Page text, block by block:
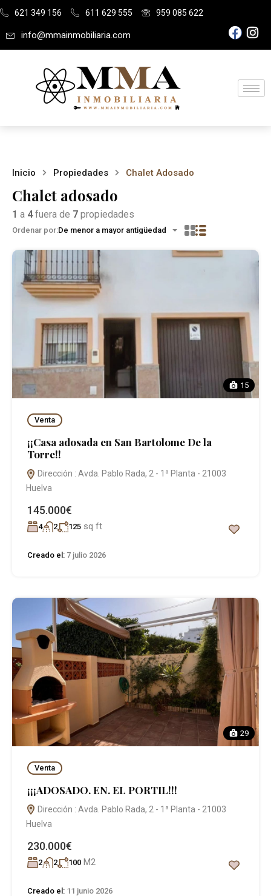
621 349 156 611 629 555 959 085 622
info@mmainmobiliaria.com
Inicio Propiedades Chalet Adosado
Chalet adosado
1 a 4fuera de 7 propiedades
Ordenar por:De menor a mayor antigüedad
15
Venta
¡¡Casa adosada en San Bartolome De la
Torre!!
Dirección : Avda. Pablo Rada, 2 - 1ª Planta - 21003
Huelva
145.000€
4 2 125 sq ft
Creado el: 7 julio 2026
29
Venta
¡¡¡ADOSADO. EN. EL PORTIL!!!
Dirección : Avda. Pablo Rada, 2 - 1ª Planta - 21003
Huelva
230.000€
2 2 100 M2
Creado el: 11 junio 2026